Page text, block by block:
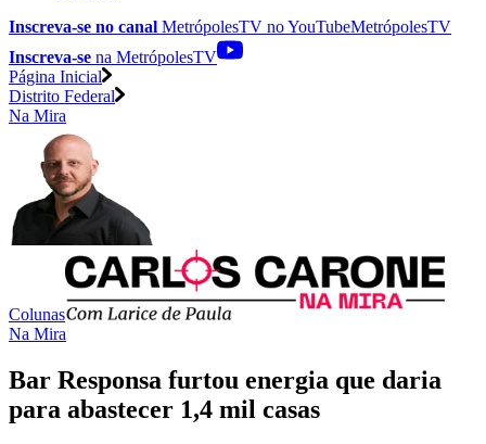
Inscreva-se no canal MetrópolesTV noYouTubeMetrópolesTV
Inscreva-se na MetrópolesTV
Página Inicial
Distrito Federal
Na Mira
Colunas
Na Mira
Bar Responsa furtou energia que daria
para abastecer 1,4 mil casas